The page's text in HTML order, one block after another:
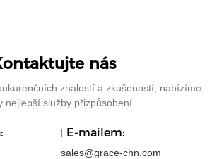
nás
znalostí a zkušeností, nabízíme
nejlepší služby přizpůsobení.
E-mailem:
sales@grace-chn.com